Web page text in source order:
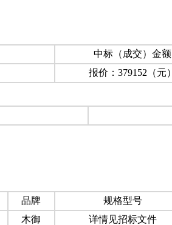
中标（成交）金额
报价：379152（元）
品牌 规格型号
木御 详情见招标文件